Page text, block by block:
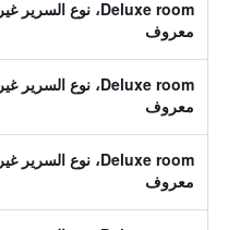
Deluxe room، نوع السرير غير
معروف
Deluxe room، نوع السرير غير
معروف
Deluxe room، نوع السرير غير
معروف